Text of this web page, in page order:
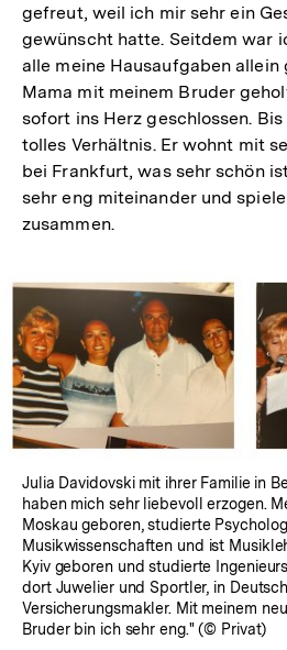
gefreut, weil ich mir sehr ein
gewünscht hatte. Seitdem war
alle meine Hausaufgaben
Mama mit meinem Bruder
sofort ins Herz geschlossen.
tolles Verhältnis. Er wohnt mit
bei Frankfurt, was sehr schön
sehr eng miteinander und
zusammen.
Julia Davidovski mit ihrer Familie in
haben mich sehr liebevoll erzogen.
Moskau geboren, studierte
Musikwissenschaften und ist
Kyiv geboren und studierte
dort Juwelier und Sportler, in
Versicherungsmakler. Mit meinem
Bruder bin ich sehr eng." (© Privat)